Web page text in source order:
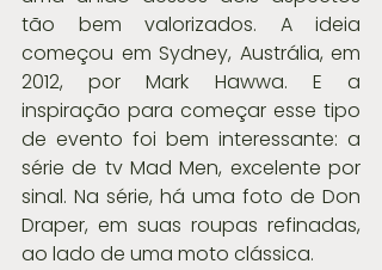
tão bem valorizados. A ideia
começou em Sydney, Austrália, em
2012, por Mark Hawwa. E a
inspiração para começar esse tipo
de evento foi bem interessante: a
série de tv Mad Men, excelente por
sinal. Na série, há uma foto de Don
Draper, em suas roupas refinadas,
ao lado de uma moto clássica.